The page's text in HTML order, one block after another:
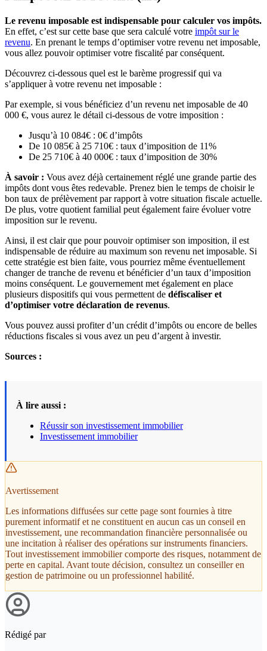
Le revenu imposable est indispensable pour calculer vos impôts.
En effet, c’est sur cette base que sera calculé votre impôt sur le
revenu. En prenant le temps d’optimiser votre revenu net imposable,
vous allez pouvoir optimiser votre fiscalité par conséquent.
Découvrez ci-dessous quel est le barème progressif qui va
s’appliquer à votre revenu net imposable :
Par exemple, si vous bénéficiez d’un revenu net imposable de 40
000 €, vous aurez le détail ci-dessous de votre imposition :
Jusqu’à 10 084€ : 0€ d’impôts
De 10 085€ à 25 710€ : taux d’imposition de 11%
De 25 710€ à 40 000€ : taux d’imposition de 30%
À savoir : Vous avez déjà certainement réglé une grande partie des
impôts dont vous êtes redevable. Prenez bien le temps de choisir le
bon taux de prélèvement par rapport à votre situation fiscale actuelle.
De plus, votre quotient familial peut également faire évoluer votre
imposition sur le revenu.
Ainsi, il est clair que pour pouvoir optimiser son imposition, il est
indispensable de réduire au maximum son revenu net imposable. Si
cette stratégie est bien faite, vous pourriez même éventuellement
changer de tranche de revenu et bénéficier d’un taux d’imposition
moins conséquent. Le gouvernement met également en place
plusieurs dispositifs qui vous permettent de défiscaliser et
d’optimiser votre déclaration de revenus.
Vous pouvez aussi profiter d’un crédit d’impôts ou encore de belles
réductions fiscales si vous avez un peu d’argent à investir.
Sources :
À lire aussi :
Réussir son investissement immobilier
Investissement immobilier
Avertissement
Les informations diffusées sur cette page sont fournies à titre
purement informatif et ne constituent en aucun cas un conseil en
investissement, une recommandation financière personnalisée ou
une incitation à réaliser des opérations sur instruments financiers.
Tout investissement immobilier comporte des risques, notamment de
perte en capital. Avant toute décision, consultez un conseiller en
gestion de patrimoine ou un professionnel habilité.
Rédigé par